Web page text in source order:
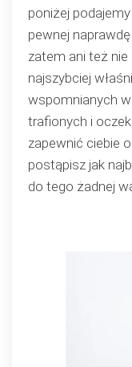
poniżej
pewnej
zatem ani też
najszybciej
wspomnianych
trafionych i
zapewnić ciebie
postąpisz jak
do tego żadnej